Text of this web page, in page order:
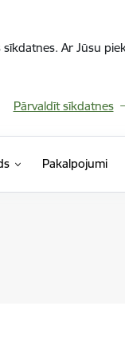
Ar Jūsu
Pārvaldīt sīkdatnes
Pakalpojumi